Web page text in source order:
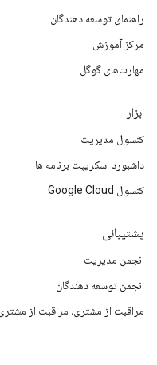
راهنمای توسعه دهندگان
مرکز آموزش
مهارت‌های گوگل
ابزار
کنسول مدیریت
داشبورد اسکریپت برنامه ها
کنسول Google Cloud
پشتیبانی
انجمن مدیریت
انجمن توسعه دهندگان
مراقبت از مشتری، مراقبت از مشتری